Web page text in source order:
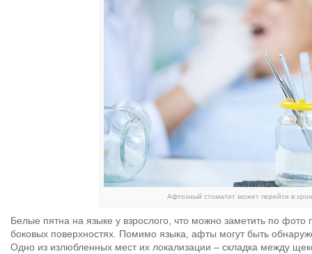
Афтозный стоматит может перейти в
Белые пятна на языке у взрослого, что можно заметить по
боковых поверхностях. Помимо языка, афты могут быть
Одно из излюбленных мест их локализации – складка между